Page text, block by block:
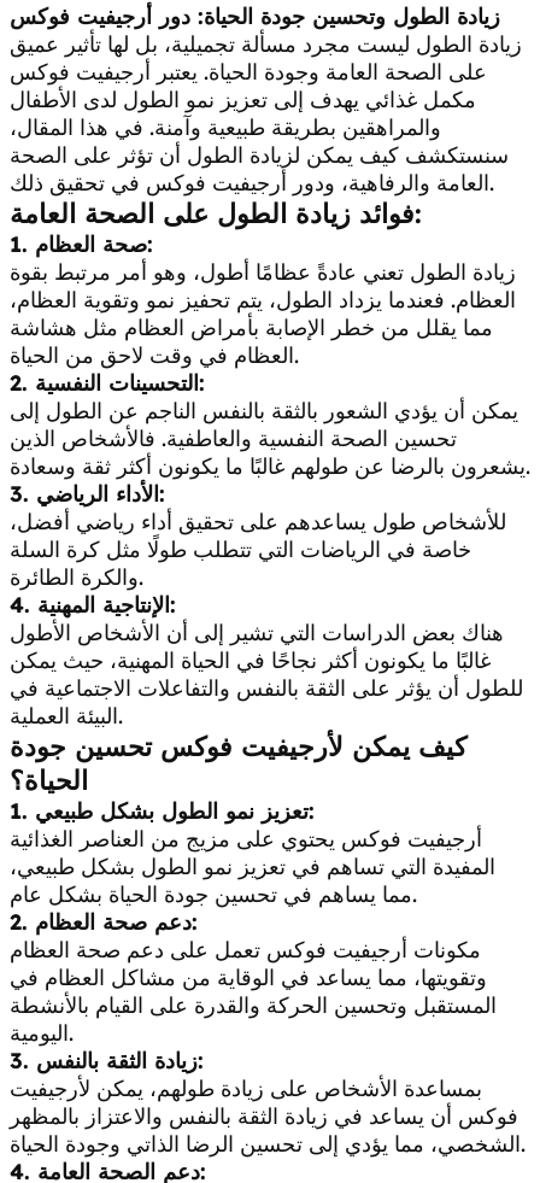
زيادة الطول وتحسين جودة الحياة: دور أرجيفيت فوكس
زيادة الطول ليست مجرد مسألة تجميلية، بل لها تأثير عميق
على الصحة العامة وجودة الحياة. يعتبر أرجيفيت فوكس
مكمل غذائي يهدف إلى تعزيز نمو الطول لدى الأطفال
والمراهقين بطريقة طبيعية وآمنة. في هذا المقال،
سنستكشف كيف يمكن لزيادة الطول أن تؤثر على الصحة
العامة والرفاهية، ودور أرجيفيت فوكس في تحقيق ذلك.
فوائد زيادة الطول على الصحة العامة:
1. صحة العظام:
زيادة الطول تعني عادةً عظامًا أطول، وهو أمر مرتبط بقوة
العظام. فعندما يزداد الطول، يتم تحفيز نمو وتقوية العظام،
مما يقلل من خطر الإصابة بأمراض العظام مثل هشاشة
العظام في وقت لاحق من الحياة.
2. التحسينات النفسية:
يمكن أن يؤدي الشعور بالثقة بالنفس الناجم عن الطول إلى
تحسين الصحة النفسية والعاطفية. فالأشخاص الذين
يشعرون بالرضا عن طولهم غالبًا ما يكونون أكثر ثقة وسعادة.
3. الأداء الرياضي:
للأشخاص طول يساعدهم على تحقيق أداء رياضي أفضل،
خاصة في الرياضات التي تتطلب طولًا مثل كرة السلة
والكرة الطائرة.
4. الإنتاجية المهنية:
هناك بعض الدراسات التي تشير إلى أن الأشخاص الأطول
غالبًا ما يكونون أكثر نجاحًا في الحياة المهنية، حيث يمكن
للطول أن يؤثر على الثقة بالنفس والتفاعلات الاجتماعية في
البيئة العملية.
كيف يمكن لأرجيفيت فوكس تحسين جودة
الحياة؟
1. تعزيز نمو الطول بشكل طبيعي:
أرجيفيت فوكس يحتوي على مزيج من العناصر الغذائية
المفيدة التي تساهم في تعزيز نمو الطول بشكل طبيعي،
مما يساهم في تحسين جودة الحياة بشكل عام.
2. دعم صحة العظام:
مكونات أرجيفيت فوكس تعمل على دعم صحة العظام
وتقويتها، مما يساعد في الوقاية من مشاكل العظام في
المستقبل وتحسين الحركة والقدرة على القيام بالأنشطة
اليومية.
3. زيادة الثقة بالنفس:
بمساعدة الأشخاص على زيادة طولهم، يمكن لأرجيفيت
فوكس أن يساعد في زيادة الثقة بالنفس والاعتزاز بالمظهر
الشخصي، مما يؤدي إلى تحسين الرضا الذاتي وجودة الحياة.
4. دعم الصحة العامة: